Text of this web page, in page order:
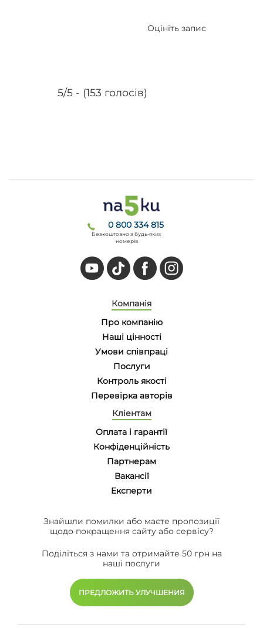
5/5 - (153 голосів)
Оцініть запис
0 800 334 815
Безкоштовно з будь-яких
номерів
Компанія
Про компанію
Наші цінності
Умови співпраці
Послуги
Контроль якості
Перевірка авторів
Кліентам
Оплата і гарантії
Конфіденційність
Партнерам
Вакансії
Eксперти
Знайшли помилки або маєте пропозиції
щодо покращення сайту або сервісу?
Поділіться з нами та отримайте 50 грн на
наші послуги
ПРЕДЛОЖИТЬ УЛУЧШЕНИЯ